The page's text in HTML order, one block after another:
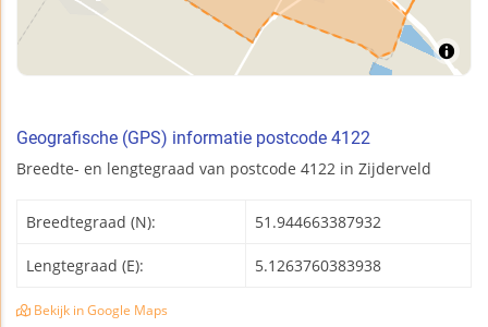
Geografische (GPS) informatie postcode 4122
Breedte- en lengtegraad van postcode 4122 in Zijderveld
Breedtegraad (N): 51.944663387932
Lengtegraad (E): 5.1263760383938
Bekijk in Google Maps